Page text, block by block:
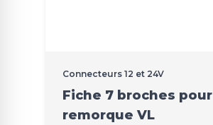
Connecteurs 12 et 24V
Fiche 7 broches pour
remorque VL